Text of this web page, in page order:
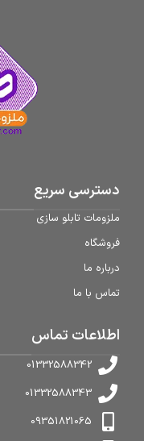
دسترسی سریع
ملزومات تابلو سازی
فروشگاه
درباره ما
تماس با ما
اطلاعات تماس
01332588342
01332588343
09351821065